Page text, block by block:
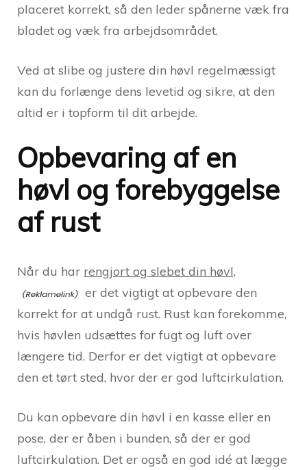
placeret korrekt, så den leder spånerne væk fra
bladet og væk fra arbejdsområdet.
Ved at slibe og justere din høvl regelmæssigt
kan du forlænge dens levetid og sikre, at den
altid er i topform til dit arbejde.
Opbevaring af en
høvl og forebyggelse
af rust
Når du har rengjort og slebet din høvl,
er det vigtigt at opbevare den
korrekt for at undgå rust. Rust kan forekomme,
hvis høvlen udsættes for fugt og luft over
længere tid. Derfor er det vigtigt at opbevare
den et tørt sted, hvor der er god luftcirkulation.
Du kan opbevare din høvl i en kasse eller en
pose, der er åben i bunden, så der er god
luftcirkulation. Det er også en god idé at lægge